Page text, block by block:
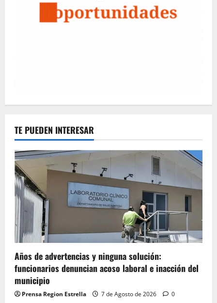
TE PUEDEN INTERESAR
Años de advertencias y ninguna solución:
funcionarios denuncian acoso laboral e inacción del
municipio
Prensa Region Estrella 7 de Agosto de 2026 0